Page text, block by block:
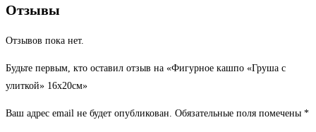
Отзывы
Отзывов пока нет.
Будьте первым, кто оставил отзыв на «Фигурное кашпо «Груша с
улиткой» 16х20см»
Ваш адрес email не будет опубликован. Обязательные поля помечены *